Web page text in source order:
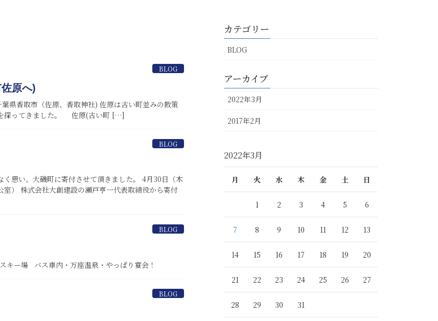
BLOG
原へ)
県香取市（佐原、香取神社) 佐原は古い町並みの散策
を探ってきました。 佐原(古い町 […]
BLOG
思い、大磯町に寄付させて頂きました。 4月30日（木
） 株式会社大創建設の瀬戸亨一代表取締役から寄付
BLOG
キー場 バス車内・万座温泉・やっぱり宴会！
BLOG
カテゴリー
BLOG
アーカイブ
2022年3月
2017年2月
2022年3月
月 火 水 木 金 土 日
1 2 3 4 5 6
7 8 9 10 11 12 13
14 15 16 17 18 19 20
21 22 23 24 25 26 27
28 29 30 31